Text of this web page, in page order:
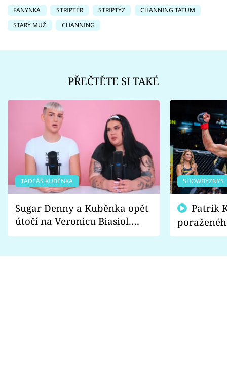
FANYNKA STRIPTÉR STRIPTÝZ
CHANNING TATUM
STARÝ MUŽ
CHANNING
PŘEČTĚTE SI TAKÉ
TADEÁŠ KUBĚNKA
Sugar Denny a Kuběnka opět
útočí na Veronicu Biasiol.
Proč je podle nich falešná a
SHOWBYZNYS
fanoušci